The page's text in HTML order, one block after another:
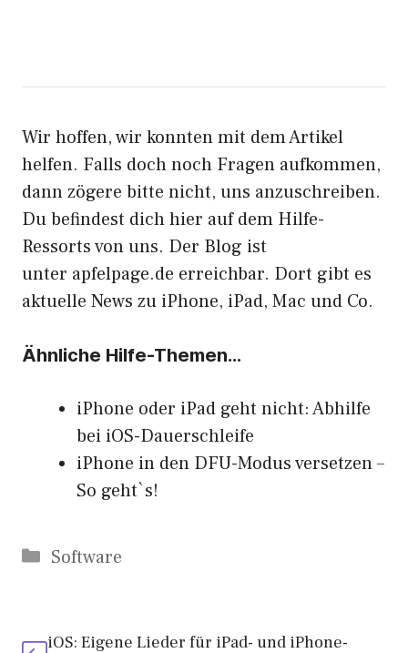
Wir hoffen, wir konnten mit dem Artikel
helfen. Falls doch noch Fragen aufkommen,
dann zögere bitte nicht, uns anzuschreiben.
Du befindest dich hier auf dem Hilfe-
Ressorts von uns. Der Blog ist
unter apfelpage.de erreichbar. Dort gibt es
aktuelle News zu iPhone, iPad, Mac und Co.
Ähnliche Hilfe-Themen…
iPhone oder iPad geht nicht: Abhilfe
bei iOS-Dauerschleife
iPhone in den DFU-Modus versetzen –
So geht`s!
Kategorien
Software
iOS: Eigene Lieder für iPad- und iPhone-